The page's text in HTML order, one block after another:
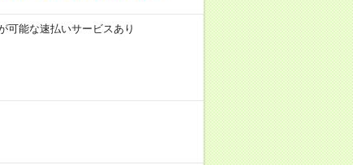
能な速払いサービスあり